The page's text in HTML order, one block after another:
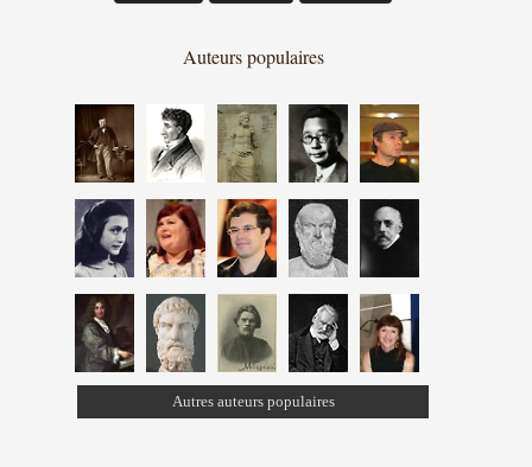
Auteurs populaires
Autres auteurs populaires